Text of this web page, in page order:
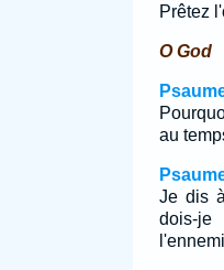
Prêtez
O God
au
Je dis
dois-je